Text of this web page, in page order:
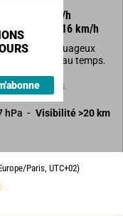
km/h
Rafales à
16 km/h
passages nuageux
pas le beau temps.
précipitations.
hPa Visibilité >20 km
Paris, UTC+02)